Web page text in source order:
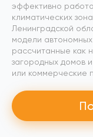
эффективно
климатических
Ленинградской
модели
рассчитанные как
загородных домов
или коммерческие